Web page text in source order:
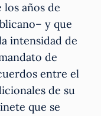
años de
y que
intensidad de
de
entre el
de su
que se